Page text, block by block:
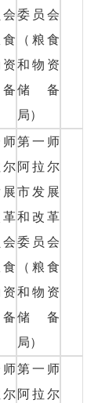
食
委员会
（粮食
和物资
储备
局）
食
第一师
阿拉尔
市发展
和改革
委员会
（粮食
和物资
储备
局）
第一师
阿拉尔